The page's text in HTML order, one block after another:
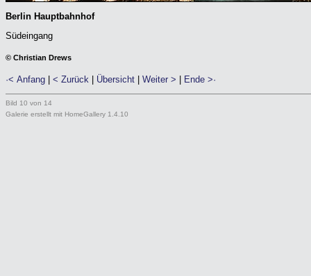
Berlin Hauptbahnhof
Südeingang
© Christian Drews
·< Anfang < Zurück Übersicht Weiter > Ende >·
Bild 10 von 14
Galerie erstellt mit HomeGallery 1.4.10